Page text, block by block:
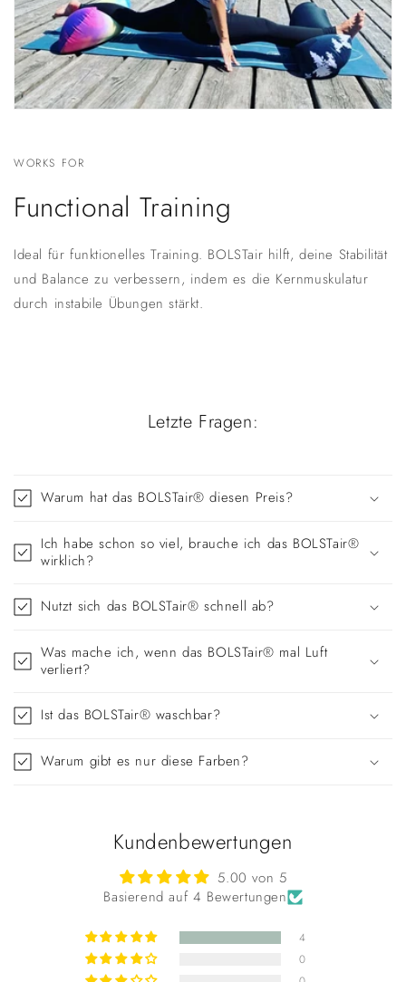
WORKS FOR
Functional Training
Ideal für funktionelles Training. BOLSTair hilft, deine Stabilität
und Balance zu verbessern, indem es die Kernmuskulatur
durch instabile Übungen stärkt.
Letzte Fragen:
Warum hat das BOLSTair® diesen Preis?
Ich habe schon so viel, brauche ich das BOLSTair®
wirklich?
Nutzt sich das BOLSTair® schnell ab?
Was mache ich, wenn das BOLSTair® mal Luft
verliert?
Ist das BOLSTair® waschbar?
Warum gibt es nur diese Farben?
Kundenbewertungen
5.00 von 5
Basierend auf 4 Bewertungen
4
0